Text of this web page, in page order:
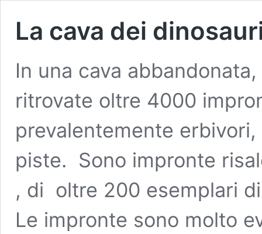
La cava dei
In una cava
ritrovate oltre 4000
prevalentemente
piste. Sono impronte
, di oltre 200 esemplari
Le impronte sono molto